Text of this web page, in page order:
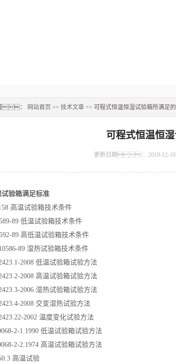
： 网站首页 >> 技术文章 >> 可程式恒温恒湿试验箱所满足
可程式恒温恒
更新日期： 2019-12-10
验箱满足标准
高温试验箱技术条件
89 低温试验箱技术条件
89 高低温试验箱技术条件
89 湿热试验箱技术条件
2008 低温试验箱试验方法
2008 高温试验箱试验方法
2006 湿热试验箱试验方法
2008 交变湿热试验方法
2002 温度变化试验方法
2-1.1990 低温试验箱试验方法
2-2.1974 高温试验箱试验方法
高温试验